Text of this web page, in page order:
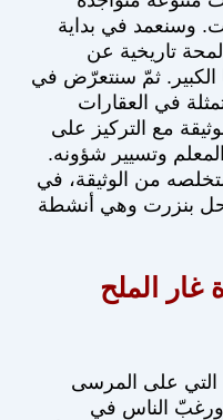
وسنعمد في بداية
تاريخية عن
الكبير. ثمّ سنتعرّض في
في العقارات
مع التركيز على
وتسيير شؤونه.
من الوثيقة، في
بنزرت وهي أنشطة
غار الملح
التي على المرسى
مراد داي (1637-1640) ورغبّ الناس في